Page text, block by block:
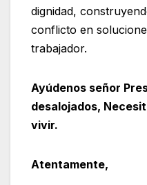
dignidad,
conflicto en
trabajador.
Ayúdenos señor
desalojados,
vivir.
Atentamente,